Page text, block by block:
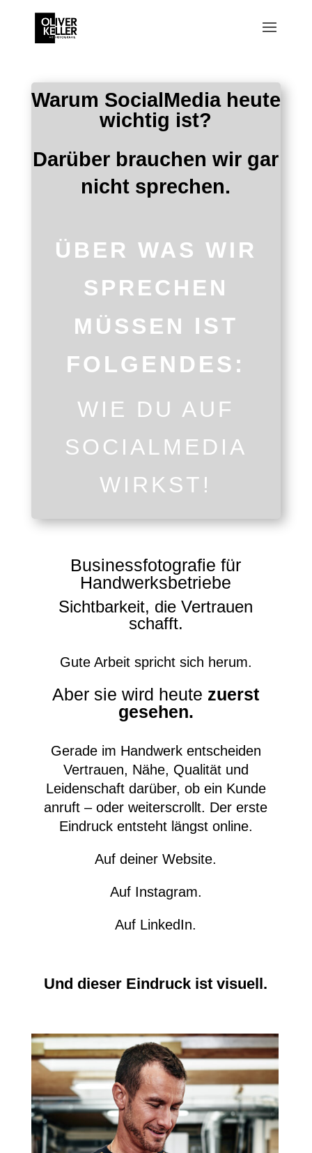
Warum SocialMedia heute
wichtig ist?
Darüber brauchen wir gar
nicht sprechen.
ÜBER WAS WIR
SPRECHEN
MÜSSEN IST
FOLGENDES:
WIE DU AUF
SOCIALMEDIA
WIRKST!
Businessfotografie für
Handwerksbetriebe
Sichtbarkeit, die Vertrauen
schafft.
Gute Arbeit spricht sich herum.
Aber sie wird heute zuerst
gesehen.
Gerade im Handwerk entscheiden
Vertrauen, Nähe, Qualität und
Leidenschaft darüber, ob ein Kunde
anruft – oder weiterscrollt. Der erste
Eindruck entsteht längst online.
Auf deiner Website.
Auf Instagram.
Auf LinkedIn.
Und dieser Eindruck ist visuell.